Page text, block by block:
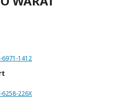
1412
226X